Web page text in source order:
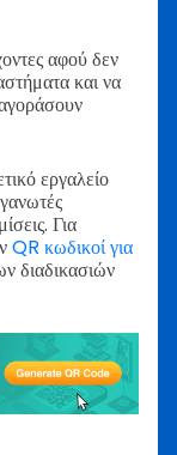
αφού δεν
και να
εργαλείο
Για
QR κωδικοί για
διαδικασιών